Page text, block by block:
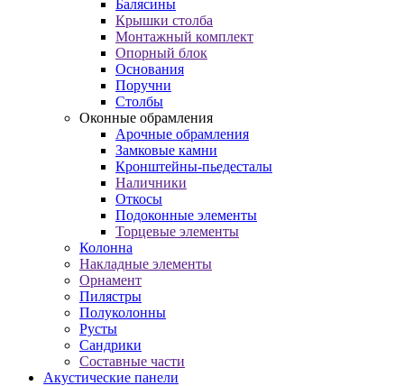
Балясины
Крышки столба
Монтажный комплект
Опорный блок
Основания
Поручни
Столбы
Оконные обрамления
Арочные обрамления
Замковые камни
Кронштейны-пьедесталы
Наличники
Откосы
Подоконные элементы
Торцевые элементы
Колонна
Накладные элементы
Орнамент
Пилястры
Полуколонны
Русты
Сандрики
Составные части
Акустические панели